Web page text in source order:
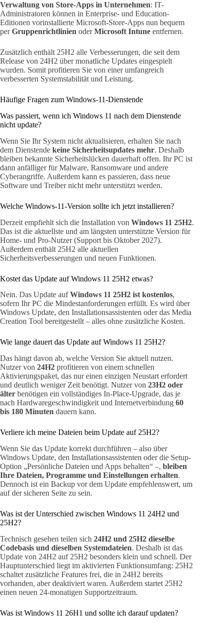
Verwaltung von Store-Apps in Unternehmen: IT-
Administratoren können in Enterprise- und Education-
Editionen vorinstallierte Microsoft-Store-Apps nun bequem
perGruppenrichtlinien oderMicrosoft Intune entfernen.
Zusätzlich enthält 25H2 alle Verbesserungen, die seit dem
Release von 24H2 über monatliche Updates eingespielt
wurden. Somit profitieren Sie von einer umfangreich
verbesserten Systemstabilität und Leistung.
Häufige Fragen zum Windows-11-Dienstende
Was passiert, wenn ich Windows 11 nach dem Dienstende
nicht update?
Wenn Sie Ihr System nicht aktualisieren, erhalten Sie nach
dem Dienstende keine Sicherheitsupdates mehr. Deshalb
bleiben bekannte Sicherheitslücken dauerhaft offen. Ihr PC ist
dann anfälliger für Malware, Ransomware und andere
Cyberangriffe. Außerdem kann es passieren, dass neue
Software und Treiber nicht mehr unterstützt werden.
Welche Windows-11-Version sollte ich jetzt installieren?
Derzeit empfiehlt sich die Installation von Windows 11 25H2.
Das ist die aktuellste und am längsten unterstützte Version für
Home- und Pro-Nutzer (Support bis Oktober 2027).
Außerdem enthält 25H2 alle aktuellen
Sicherheitsverbesserungen und neuen Funktionen.
Kostet das Update auf Windows 11 25H2 etwas?
Nein. Das Update aufWindows 11 25H2 ist kostenlos,
sofern Ihr PC die Mindestanforderungen erfüllt. Es wird über
Windows Update, den Installationsassistenten oder das Media
Creation Tool bereitgestellt – alles ohne zusätzliche Kosten.
Wie lange dauert das Update auf Windows 11 25H2?
Das hängt davon ab, welche Version Sie aktuell nutzen.
Nutzer von 24H2 profitieren von einem schnellen
Aktivierungspaket, das nur einen einzigen Neustart erfordert
und deutlich weniger Zeit benötigt. Nutzer von 23H2 oder
älter benötigen ein vollständiges In-Place-Upgrade, das je
nach Hardwaregeschwindigkeit und Internetverbindung 60
bis 180 Minuten dauern kann.
Verliere ich meine Dateien beim Update auf 25H2?
Wenn Sie das Update korrekt durchführen – also über
Windows Update, den Installationsassistenten oder die Setup-
Option „Persönliche Dateien und Apps behalten“ –, bleiben
Ihre Dateien, Programme und Einstellungen erhalten.
Dennoch ist ein Backup vor dem Update empfehlenswert, um
auf der sicheren Seite zu sein.
Was ist der Unterschied zwischen Windows 11 24H2 und
25H2?
Technisch gesehen teilen sich 24H2 und 25H2 dieselbe
Codebasis und dieselben Systemdateien. Deshalb ist das
Update von 24H2 auf 25H2 besonders klein und schnell. Der
Hauptunterschied liegt im aktivierten Funktionsumfang: 25H2
schaltet zusätzliche Features frei, die in 24H2 bereits
vorhanden, aber deaktiviert waren. Außerdem startet 25H2
einen neuen 24-monatigen Supportzeitraum.
Was ist Windows 11 26H1 und sollte ich darauf updaten?